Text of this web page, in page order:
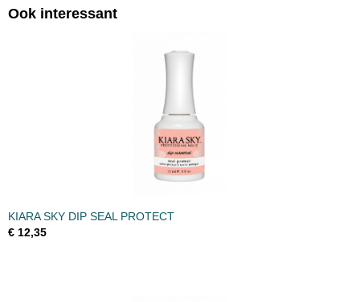
Ook interessant
KIARA SKY DIP SEAL PROTECT
€ 12,35